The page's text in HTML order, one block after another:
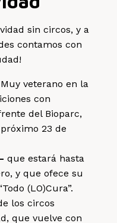
sin circos, y a
contamos con
veterano en la
con
del Bioparc,
23 de
que estará hasta
y que ofece su
(LO)Cura”.
los circos
que vuelve con